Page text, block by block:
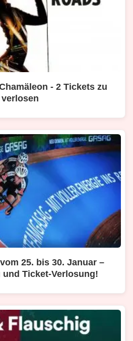
- 2 Tickets zu
verlosen
25. bis 30. Januar –
Ticket-Verlosung!